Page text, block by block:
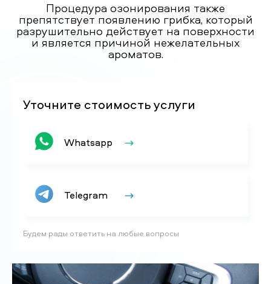
Процедура озонирования также
препятствует появлению грибка, который
разрушительно действует на поверхности
и является причиной нежелательных
ароматов.
Уточните стоимость услуги
Whatsapp
Telegram
Будем рады ответить на любые вопросы